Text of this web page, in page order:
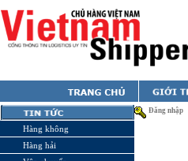
Hàng không
Hàng hải
Đăng nhập